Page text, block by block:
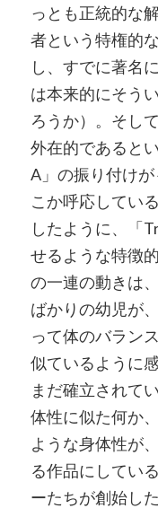
っとも正統的な
者という特権的
し、すでに著名
は本来的にそう
ろうか）。そし
外在的であると
A」の振り付け
こか呼応してい
したように、「
せるような特徴
の一連の動きは
ばかりの幼児が
って体のバラン
似ているように
まだ確立されて
体性に似た何か
ような身体性が
る作品にしてい
ーたちが創始し